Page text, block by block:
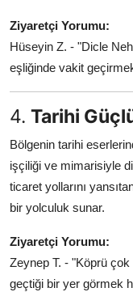
Ziyaretçi Yorumu:
Hüseyin Z. - "Dicle
eşliğinde vakit
4. Tarihi
Bölgenin tarihi
işçiliği ve mimarisiyle
ticaret yollarını
bir yolculuk sunar.
Ziyaretçi Yorumu:
Zeynep T. - "Köprü
geçtiği bir yer görmek